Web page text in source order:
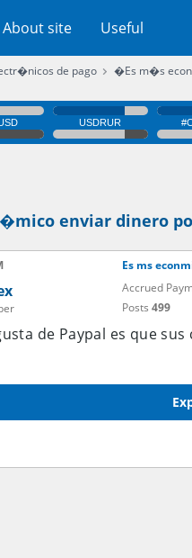
About site Useful
de pago �Es m�s
enviar dinero
Es ms
Accrued
Posts 499
de Paypal es que